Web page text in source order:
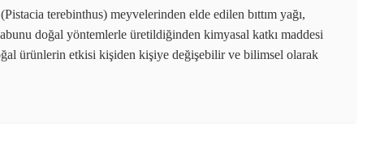
terebinthus) meyvelerinden elde edilen bıttım yağı,
doğal yöntemlerle üretildiğinden kimyasal katkı maddesi
ürünlerin etkisi kişiden kişiye değişebilir ve bilimsel olarak